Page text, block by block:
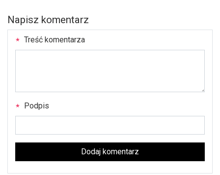
Napisz komentarz
Treść komentarza
Podpis
Dodaj komentarz